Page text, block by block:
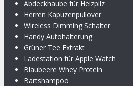
Abdeckhaube für Heizpilz
Herren Kapuzenpullover
Wireless Dimming Schalter
Handy Autohalterung
Grüner Tee Extrakt
Ladestation für Apple Watch
Blaubeere Whey Protein
Bartshampoo